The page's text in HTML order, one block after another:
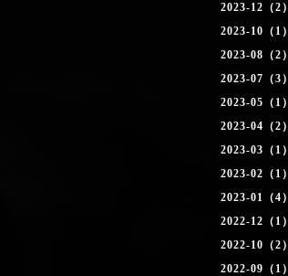
2023-12（2）
2023-10（1）
2023-08（2）
2023-07（3）
2023-05（1）
2023-04（2）
2023-03（1）
2023-02（1）
2023-01（4）
2022-12（1）
2022-10（2）
2022-09（1）